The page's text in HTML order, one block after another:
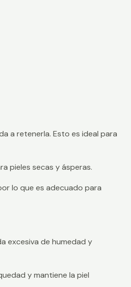
a retenerla. Esto es ideal para
pieles secas y ásperas.
lo que es adecuado para
excesiva de humedad y
y mantiene la piel